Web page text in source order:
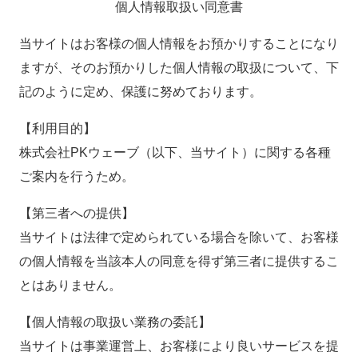
個人情報取扱い同意書
当サイトはお客様の個人情報をお預かりすることになり
ますが、そのお預かりした個人情報の取扱について、下
記のように定め、保護に努めております。
【利用目的】
株式会社PKウェーブ（以下、当サイト）に関する各種
ご案内を行うため。
【第三者への提供】
当サイトは法律で定められている場合を除いて、お客様
の個人情報を当該本人の同意を得ず第三者に提供するこ
とはありません。
【個人情報の取扱い業務の委託】
当サイトは事業運営上、お客様により良いサービスを提